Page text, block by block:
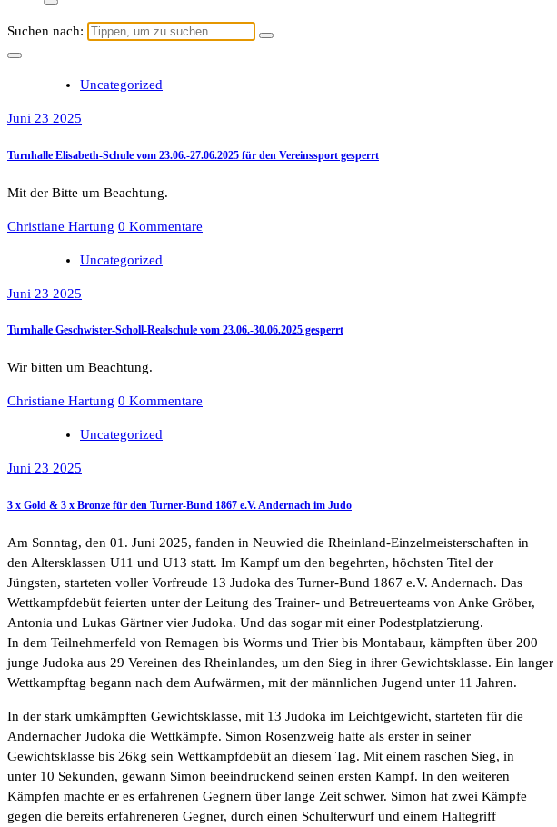
Suchen nach:
Uncategorized
Juni 23 2025
Turnhalle Elisabeth-Schule vom 23.06.-27.06.2025 für den Vereinssport gesperrt
Mit der Bitte um Beachtung.
Christiane Hartung 0 Kommentare
Uncategorized
Juni 23 2025
Turnhalle Geschwister-Scholl-Realschule vom 23.06.-30.06.2025 gesperrt
Wir bitten um Beachtung.
Christiane Hartung 0 Kommentare
Uncategorized
Juni 23 2025
3 x Gold & 3 x Bronze für den Turner-Bund 1867 e.V. Andernach im Judo
Am Sonntag, den 01. Juni 2025, fanden in Neuwied die Rheinland-Einzelmeisterschaften in
den Altersklassen U11 und U13 statt. Im Kampf um den begehrten, höchsten Titel der
Jüngsten, starteten voller Vorfreude 13 Judoka des Turner-Bund 1867 e.V. Andernach. Das
Wettkampfdebüt feierten unter der Leitung des Trainer- und Betreuerteams von Anke Gröber,
Antonia und Lukas Gärtner vier Judoka. Und das sogar mit einer Podestplatzierung.
In dem Teilnehmerfeld von Remagen bis Worms und Trier bis Montabaur, kämpften über 200
junge Judoka aus 29 Vereinen des Rheinlandes, um den Sieg in ihrer Gewichtsklasse. Ein langer
Wettkampftag begann nach dem Aufwärmen, mit der männlichen Jugend unter 11 Jahren.
In der stark umkämpften Gewichtsklasse, mit 13 Judoka im Leichtgewicht, starteten für die
Andernacher Judoka die Wettkämpfe. Simon Rosenzweig hatte als erster in seiner
Gewichtsklasse bis 26kg sein Wettkampfdebüt an diesem Tag. Mit einem raschen Sieg, in
unter 10 Sekunden, gewann Simon beeindruckend seinen ersten Kampf. In den weiteren
Kämpfen machte er es erfahrenen Gegnern über lange Zeit schwer. Simon hat zwei Kämpfe
gegen die bereits erfahreneren Gegner, durch einen Schulterwurf und einem Haltegriff